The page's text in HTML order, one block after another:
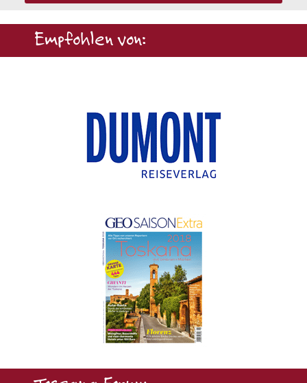
Empfohlen von: